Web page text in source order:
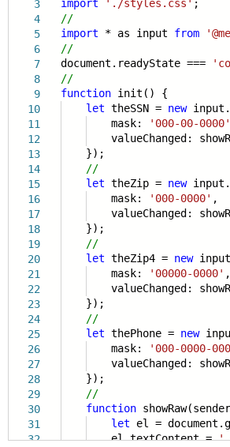
3
4
5
6
7
8
9
10
11
12
13
14
15
16
17
18
19
20
21
22
23
24
25
26
27
28
29
30
31
32
import
'./styles.css' ;
//
import * as input from
//
document.readyState ===
//
function init() {
let theSSN = newinput.
mask:
'000-00-0000'
valueChanged:
});
//
let theZip = newinput.
mask:
'000-0000' ,
valueChanged:
});
//
let theZip4 = new
mask:
'00000-0000' ,
valueChanged:
});
//
let thePhone = new
mask:
'000-0000-
valueChanged:
});
//
function
let el =
el.textContent ='